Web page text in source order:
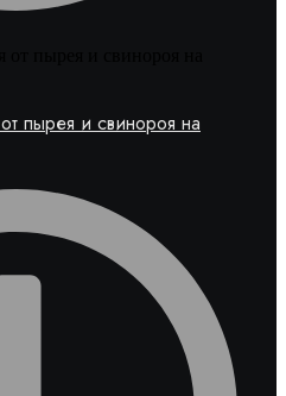
пырея и свинороя на